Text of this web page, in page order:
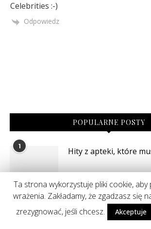
Celebrities :-)
Odpowiedz
POPULARNE POSTY
1 Hity z apteki, które
2 Najlepsze podkłady z
Ta strona wykorzystuje pliki cookie,
wrażenia. Zakładamy, że zgadzasz się
zrezygnować, jeśli chcesz.
Akceptuje